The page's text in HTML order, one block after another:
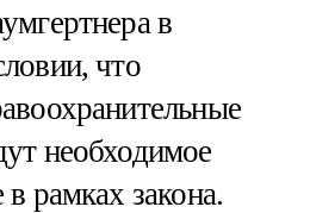
в
что
необходимое
в рамках закона.